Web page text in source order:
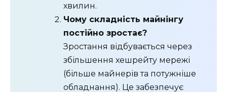
хвилин.
Чому складність майнінгу
постійно зростає?
Зростання відбувається через
збільшення хешрейту мережі
(більше майнерів та потужніше
обладнання). Це забезпечує